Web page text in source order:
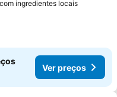
ingredientes locaisVer
Ver preços